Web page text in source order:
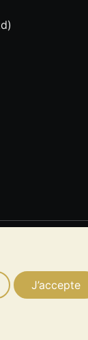
J’accepte
en
vous convient.